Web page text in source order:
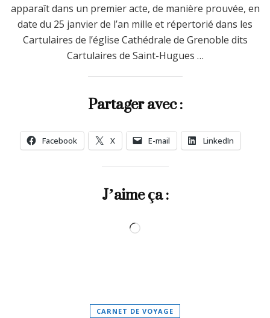
apparaît dans un premier acte, de manière prouvée, en
date du 25 janvier de l’an mille et répertorié dans les
Cartulaires de l’église Cathédrale de Grenoble dits
Cartulaires de Saint-Hugues …
Partager avec :
Facebook X E-mail LinkedIn
J’aime ça :
Chargement…
CARNET DE VOYAGE